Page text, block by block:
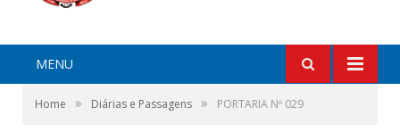
MENU
Home » Diárias e Passagens » PORTARIA Nº 029